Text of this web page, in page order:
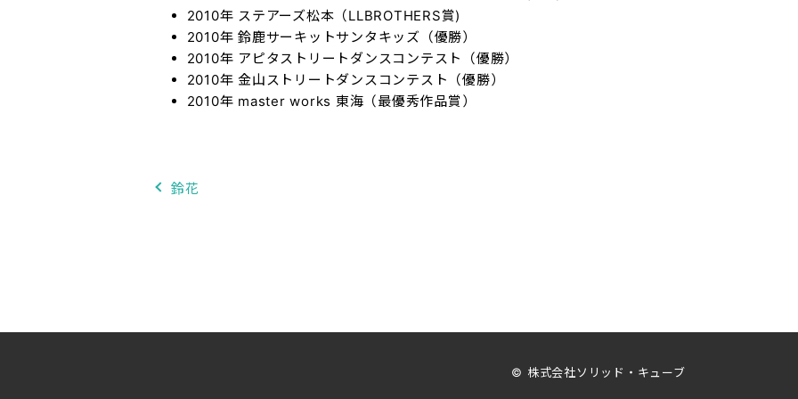
2010年 ステアーズ松本（LLBROTHERS賞)
2010年 鈴鹿サーキットサンタキッズ（優勝）
2010年 アピタストリートダンスコンテスト（優勝）
2010年 金山ストリートダンスコンテスト（優勝）
2010年 master works 東海（最優秀作品賞）
鈴花
© 株式会社ソリッド・キューブ